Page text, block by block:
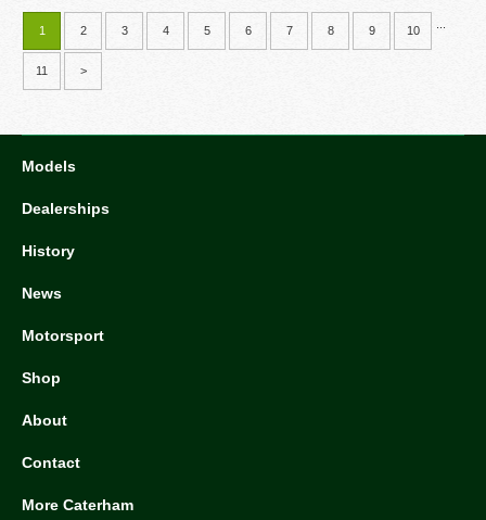
1 2 3 4 5 6 7 8 9 10
11 >
Models
Dealerships
History
News
Motorsport
Shop
About
Contact
More Caterham